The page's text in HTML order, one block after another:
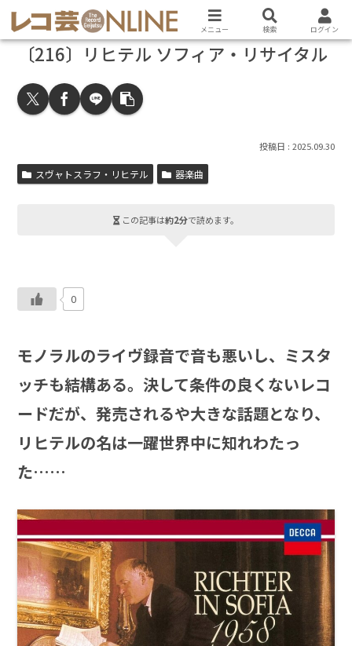
〔216〕リヒテル ソフィア・リサイタル
2025.09.30
スヴャトスラフ・リヒテル 器楽曲
この記事は約2分で読めます。
0
モノラルのライヴ録音で音も悪いし、ミスタ
ッチも結構ある。決して条件の良くないレコ
ードだが、発売されるや大きな話題となり、
リヒテルの名は一躍世界中に知れわたっ
た……
メニュー 検索 ログイン